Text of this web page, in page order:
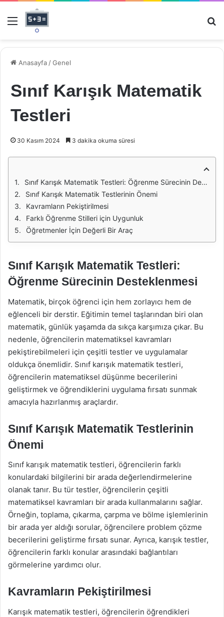
Menü
Anasayfa /Genel
Sınıf Karışık Matematik
Testleri
30 Kasım 2024 3 dakika okuma süresi
Sınıf Karışık Matematik Testleri: Öğrenme Sürecinin Desteklenmesi
Sınıf Karışık Matematik Testlerinin Önemi
Kavramların Pekiştirilmesi
Farklı Öğrenme Stilleri için Uygunluk
Öğretmenler İçin Değerli Bir Araç
Sınıf Karışık Matematik Testleri:
Öğrenme Sürecinin Desteklenmesi
Matematik, birçok öğrenci için hem zorlayıcı hem de
eğlenceli bir derstir. Eğitimin temel taşlarından biri olan
matematik, günlük yaşamda da sıkça karşımıza çıkar. Bu
nedenle, öğrencilerin matematiksel kavramları
pekiştirebilmeleri için çeşitli testler ve uygulamalar
oldukça önemlidir. Sınıf karışık matematik testleri,
öğrencilerin matematiksel düşünme becerilerini
geliştirmek ve öğrendiklerini uygulama fırsatı sunmak
amacıyla hazırlanmış araçlardır.
Sınıf Karışık Matematik Testlerinin
Önemi
Sınıf karışık matematik testleri, öğrencilerin farklı
konulardaki bilgilerini bir arada değerlendirmelerine
olanak tanır. Bu tür testler, öğrencilerin çeşitli
matematiksel kavramları bir arada kullanmalarını sağlar.
Örneğin, toplama, çıkarma, çarpma ve bölme işlemlerinin
bir arada yer aldığı sorular, öğrencilere problem çözme
becerilerini geliştirme fırsatı sunar. Ayrıca, karışık testler,
öğrencilerin farklı konular arasındaki bağlantıları
görmelerine yardımcı olur.
Kavramların Pekiştirilmesi
Karışık matematik testleri, öğrencilerin öğrendikleri